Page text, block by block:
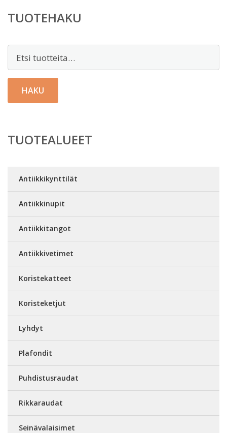
TUOTEHAKU
HAKU
TUOTEALUEET
Antiikkikynttilät
Antiikkinupit
Antiikkitangot
Antiikkivetimet
Koristekatteet
Koristeketjut
Lyhdyt
Plafondit
Puhdistusraudat
Rikkaraudat
Seinävalaisimet